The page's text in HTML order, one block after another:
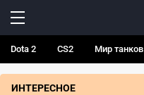
Dota 2 CS2 Мир танков
ИНТЕРЕСНОЕ